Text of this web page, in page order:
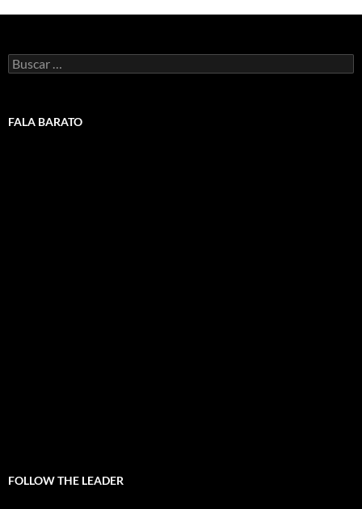
Buscar:
FALA BARATO
FOLLOW THE LEADER